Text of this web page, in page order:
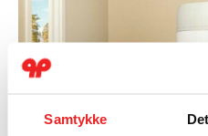
Samtykke